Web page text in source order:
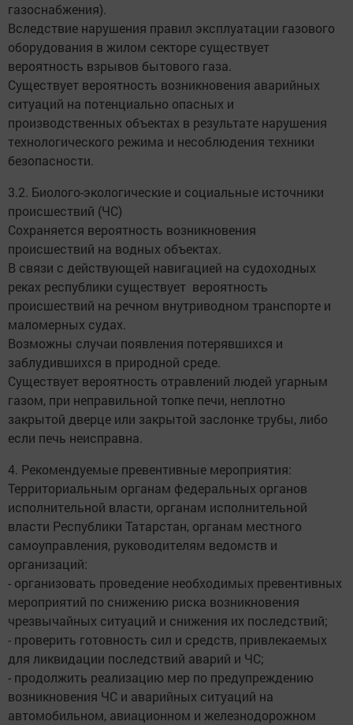
газоснабжения).
Вследствие нарушения правил эксплуатации газового
оборудования в жилом секторе существует
вероятность взрывов бытового газа.
Существует вероятность возникновения аварийных
ситуаций на потенциально опасных и
производственных объектах в результате нарушения
технологического режима и несоблюдения техники
безопасности.
3.2. Биолого-экологические и социальные источники
происшествий (ЧС)
Сохраняется вероятность возникновения
происшествий на водных объектах.
В связи с действующей навигацией на судоходных
реках республики существует вероятность
происшествий на речном внутриводном транспорте и
маломерных судах.
Возможны случаи появления потерявшихся и
заблудившихся в природной среде.
Существует вероятность отравлений людей угарным
газом, при неправильной топке печи, неплотно
закрытой дверце или закрытой заслонке трубы, либо
если печь неисправна.
4. Рекомендуемые превентивные мероприятия:
Территориальным органам федеральных органов
исполнительной власти, органам исполнительной
власти Республики Татарстан, органам местного
самоуправления, руководителям ведомств и
организаций:
- организовать проведение необходимых превентивных
мероприятий по снижению риска возникновения
чрезвычайных ситуаций и снижения их последствий;
- проверить готовность сил и средств, привлекаемых
для ликвидации последствий аварий и ЧС;
- продолжить реализацию мер по предупреждению
возникновения ЧС и аварийных ситуаций на
автомобильном, авиационном и железнодорожном